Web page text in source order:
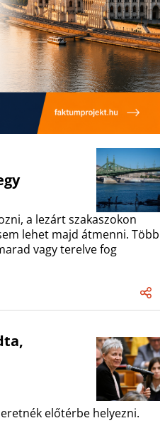
a lezárt szakaszokon
lehet majd átmenni. Több
vagy terelve fog
előtérbe helyezni.